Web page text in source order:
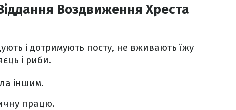
Воздвиження Хреста
і дотримують посту, не вживають їжу
і риби.
іншим.
працю.